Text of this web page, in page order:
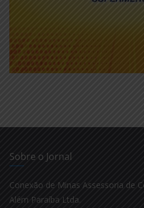
Sobre o Jornal
Conexão de Minas Assessoria de
Além Paraíba Ltda.